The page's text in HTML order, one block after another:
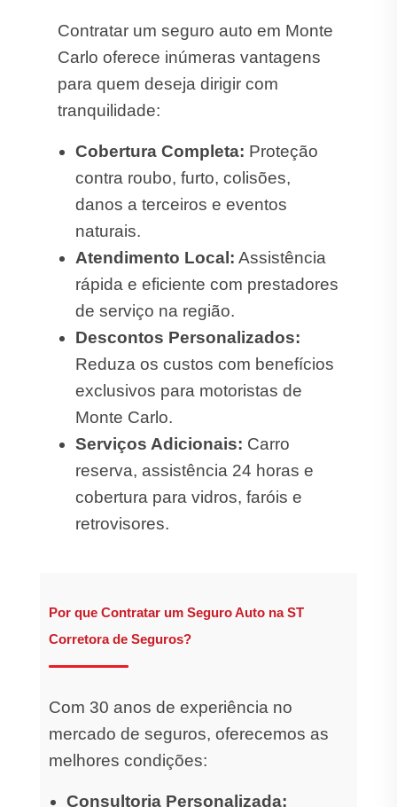
Contratar um seguro auto em Monte
Carlo oferece inúmeras vantagens
para quem deseja dirigir com
tranquilidade:
Cobertura Completa: Proteção
contra roubo, furto, colisões,
danos a terceiros e eventos
naturais.
Atendimento Local: Assistência
rápida e eficiente com prestadores
de serviço na região.
Descontos Personalizados:
Reduza os custos com benefícios
exclusivos para motoristas de
Monte Carlo.
Serviços Adicionais: Carro
reserva, assistência 24 horas e
cobertura para vidros, faróis e
retrovisores.
Por que Contratar um Seguro Auto na ST
Corretora de Seguros?
Com 30 anos de experiência no
mercado de seguros, oferecemos as
melhores condições:
Consultoria Personalizada: